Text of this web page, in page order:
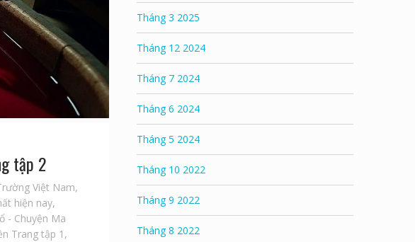
tập 2
Việt Nam,
hiện nay,
- Chuyện Ma
Trang tập 1 ,
Tháng 3 2025
Tháng 12 2024
Tháng 7 2024
Tháng 6 2024
Tháng 5 2024
Tháng 10 2022
Tháng 9 2022
Tháng 8 2022